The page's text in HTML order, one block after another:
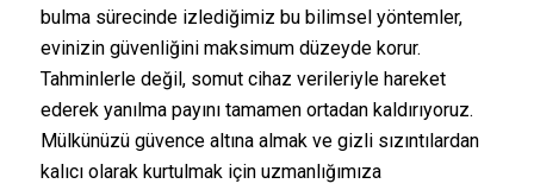
bulma sürecinde izlediğimiz bu bilimsel yöntemler,
evinizin güvenliğini maksimum düzeyde korur.
Tahminlerle değil, somut cihaz verileriyle hareket
ederek yanılma payını tamamen ortadan kaldırıyoruz.
Mülkünüzü güvence altına almak ve gizli sızıntılardan
kalıcı olarak kurtulmak için uzmanlığımıza